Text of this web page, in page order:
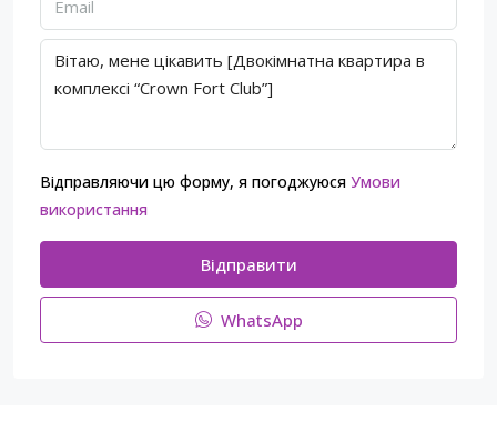
Відправляючи цю форму, я погоджуюся Умови
використання
Відправити
WhatsApp